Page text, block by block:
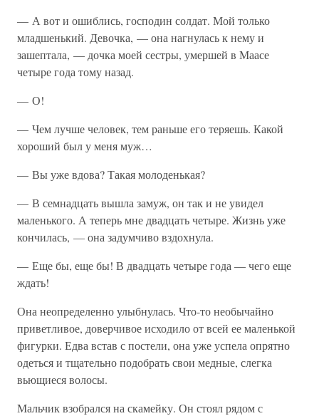
— А вот и ошиблись, господин солдат. Мой только
младшенький. Девочка, — она нагнулась к нему и
зашептала, — дочка моей сестры, умершей в Маасе
четыре года тому назад.
— О!
— Чем лучше человек, тем раньше его теряешь. Какой
хороший был у меня муж…
— Вы уже вдова? Такая молоденькая?
— В семнадцать вышла замуж, он так и не увидел
маленького. А теперь мне двадцать четыре. Жизнь уже
кончилась, — она задумчиво вздохнула.
— Еще бы, еще бы! В двадцать четыре года — чего еще
ждать!
Она неопределенно улыбнулась. Что-то необычайно
приветливое, доверчивое исходило от всей ее маленькой
фигурки. Едва встав с постели, она уже успела опрятно
одеться и тщательно подобрать свои медные, слегка
вьющиеся волосы.
Мальчик взобрался на скамейку. Он стоял рядом с